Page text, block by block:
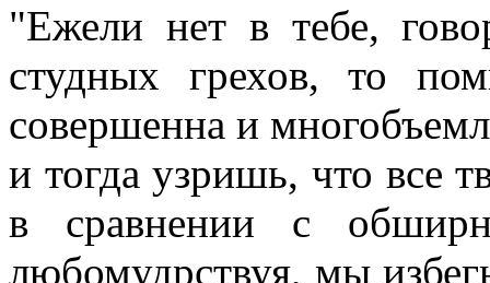
"Ежели нет в тебе,
студных грехов, то
совершенна и
и тогда узришь, что все
в сравнении с
любомудрствуя, мы